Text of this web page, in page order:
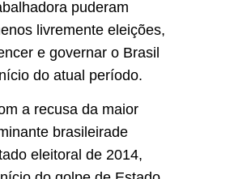
puderam
livremente eleições,
e governar o Brasil
do atual período.
a recusa da maior
brasileirade
eleitoral de 2014,